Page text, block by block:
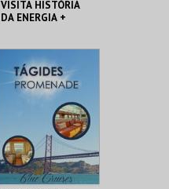
VISITA HISTÓRIA
DA ENERGIA +
MAIS INFO
COMPRAR